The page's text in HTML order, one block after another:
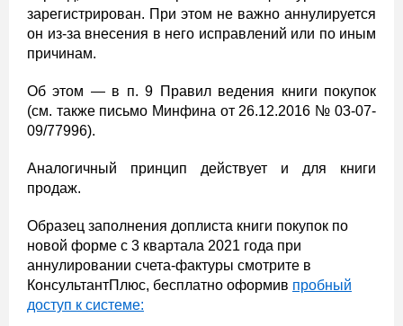
зарегистрирован. При этом не важно аннулируется
он из-за внесения в него исправлений или по иным
причинам.
Об этом — в п. 9 Правил ведения книги покупок
(см. также письмо Минфина от 26.12.2016 № 03-07-
09/77996).
Аналогичный принцип действует и для книги
продаж.
Образец заполнения доплиста книги покупок по
новой форме с 3 квартала 2021 года при
аннулировании счета-фактуры смотрите в
КонсультантПлюс, бесплатно оформив пробный
доступ к системе: